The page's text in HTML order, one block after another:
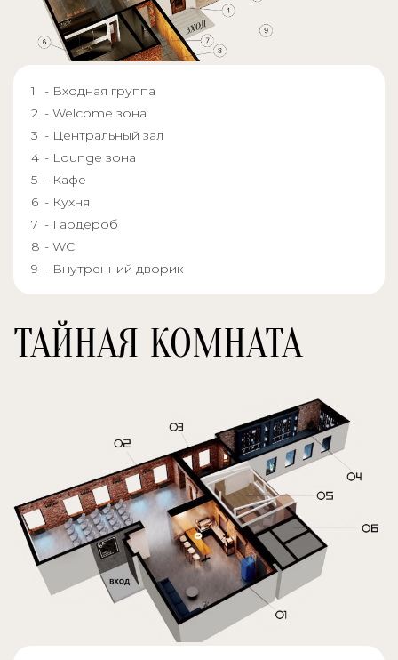
- Входная группа
- Welcome зона
- Центральный зал
- Lounge зона
- Кафе
- Кухня
- Гардероб
- WC
- Внутренний дворик
ТАЙНАЯ КОМНАТА